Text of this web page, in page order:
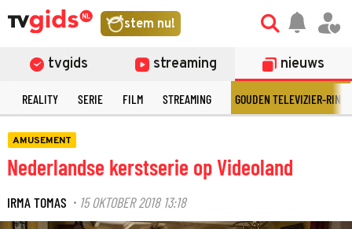
stem nu!
tvgids streaming nieuws
REALITY SERIE FILM STREAMING GOUDEN TELEVIZIER-RING
AMUSEMENT
Nederlandse kerstserie op Videoland
IRMA TOMAS · 15 OKTOBER 2018 13:18